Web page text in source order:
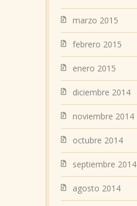
marzo 2015
febrero 2015
enero 2015
diciembre 2014
noviembre 2014
octubre 2014
septiembre 2014
agosto 2014